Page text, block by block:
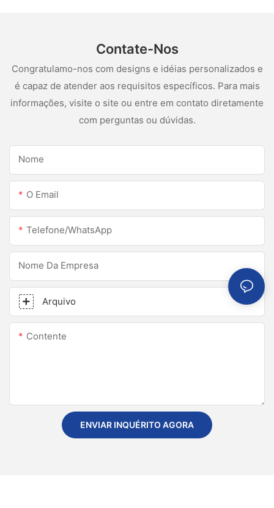
Contate-Nos
Congratulamo-nos com designs e idéias personalizados e
é capaz de atender aos requisitos específicos. Para mais
informações, visite o site ou entre em contato diretamente
com perguntas ou dúvidas.
Nome
O Email
Telefone/WhatsApp
Nome Da Empresa
Arquivo
Contente
ENVIAR INQUÉRITO AGORA